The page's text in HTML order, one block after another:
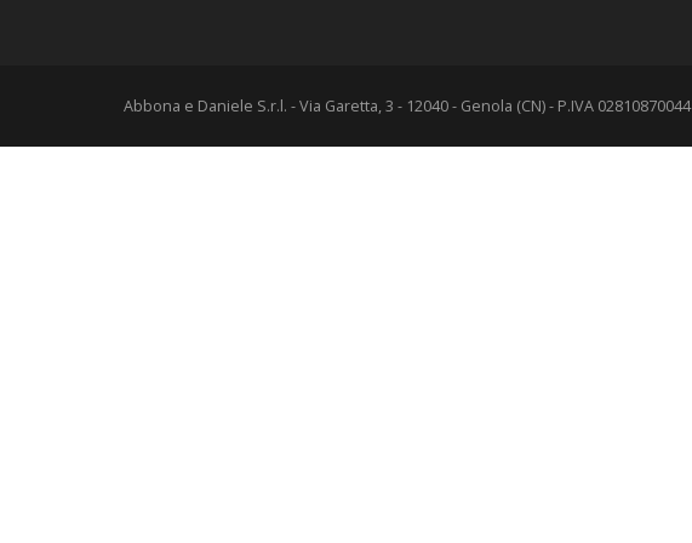
Abbona e Daniele S.r.l. - Via Garetta, 3 - 12040 - Genola (CN) - P.IVA 02810870044